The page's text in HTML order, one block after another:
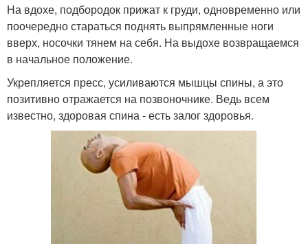
На вдохе, подбородок прижат к груди, одновременно или
поочередно стараться поднять выпрямленные ноги
вверх, носочки тянем на себя. На выдохе возвращаемся
в начальное положение.
Укрепляется пресс, усиливаются мышцы спины, а это
позитивно отражается на позвоночнике. Ведь всем
известно, здоровая спина - есть залог здоровья.